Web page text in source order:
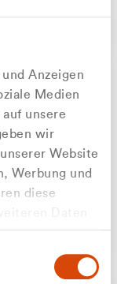
Anzeigen
Medien
unsere
wir
Website
Werbung und
diese